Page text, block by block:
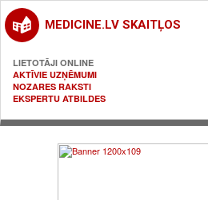
MEDICINE.LV SKAITĻOS
LIETOTĀJI ONLINE
AKTĪVIE UZŅĒMUMI
NOZARES RAKSTI
EKSPERTU ATBILDES